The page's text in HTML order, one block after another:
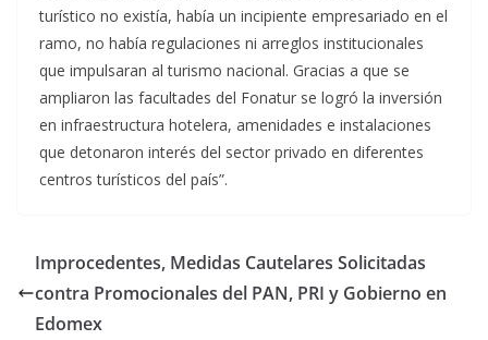
turístico no existía, había un incipiente empresariado en el
ramo, no había regulaciones ni arreglos institucionales
que impulsaran al turismo nacional. Gracias a que se
ampliaron las facultades del Fonatur se logró la inversión
en infraestructura hotelera, amenidades e instalaciones
que detonaron interés del sector privado en diferentes
centros turísticos del país”.
Improcedentes, Medidas Cautelares Solicitadas
contra Promocionales del PAN, PRI y Gobierno en
Edomex